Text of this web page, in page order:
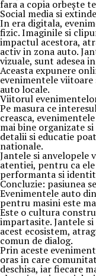
fara a copia orbește
Social media si
In era digitala,
fizic. Imaginile si
impactul acestora,
activ in zona auto.
vizuale, sunt adesea
Aceasta expunere
evenimentele
auto locale.
Viitorul
Pe masura ce
creasca,
mai bine organizate
detalii si educatie
nationale.
Jantele si anvelopele
atentiei, pentru ca
performanta si
Concluzie: pasiunea
Evenimentele auto
pentru masini este
Este o cultura
impartasite. Jantele
acest ecosistem,
comun de dialog.
Prin aceste
oras in care
deschisa, iar fiecare